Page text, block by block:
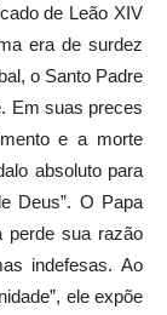
de Leão XIV
era de surdez
o Santo Padre
Em suas preces
e a morte
absoluto para
Deus”. O Papa
perde sua razão
indefesas. Ao
ele expõe